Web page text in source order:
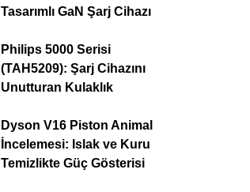
Tasarımlı GaN Şarj Cihazı
Philips 5000 Serisi
(TAH5209): Şarj Cihazını
Unutturan Kulaklık
Dyson V16 Piston Animal
İncelemesi: Islak ve Kuru
Temizlikte Güç Gösterisi